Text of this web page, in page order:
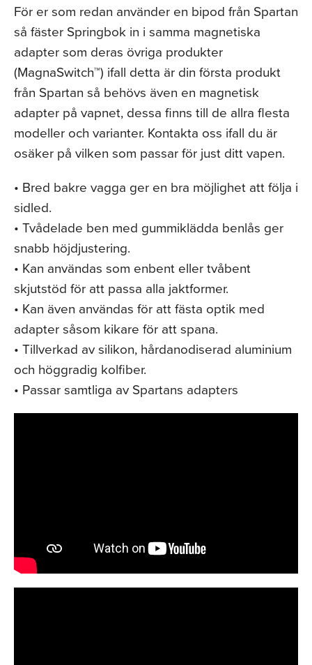
För er som redan använder en bipod från Spartan
så fäster Springbok in i samma magnetiska
adapter som deras övriga produkter
(MagnaSwitch™) ifall detta är din första produkt
från Spartan så behövs även en magnetisk
adapter på vapnet, dessa finns till de allra flesta
modeller och varianter. Kontakta oss ifall du är
osäker på vilken som passar för just ditt vapen.
• Bred bakre vagga ger en bra möjlighet att följa i
sidled.
• Tvådelade ben med gummiklädda benlås ger
snabb höjdjustering.
• Kan användas som enbent eller tvåbent
skjutstöd för att passa alla jaktformer.
• Kan även användas för att fästa optik med
adapter såsom kikare för att spana.
• Tillverkad av silikon, hårdanodiserad aluminium
och höggradig kolfiber.
• Passar samtliga av Spartans adapters